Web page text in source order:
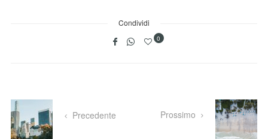
Condividi
0
Precedente Prossimo